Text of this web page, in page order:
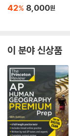
42% 8,000원
이 분야 신상품